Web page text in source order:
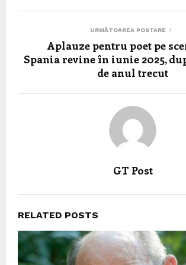
URMĂTOAREA POSTARE
Aplauze pentru poet pe
Spania revine în iunie 2025,
de anul trecut
GT Post
RELATED POSTS